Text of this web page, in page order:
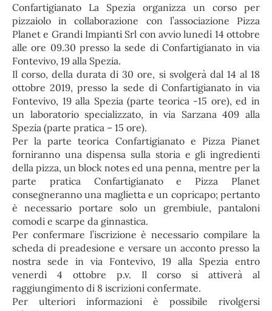
Confartigianato La Spezia organizza un corso per
pizzaiolo in collaborazione con l’associazione Pizza
Planet e Grandi Impianti Srl con avvio lunedì 14 ottobre
alle ore 09.30 presso la sede di Confartigianato in via
Fontevivo, 19 alla Spezia.
Il corso, della durata di 30 ore, si svolgerà dal 14 al 18
ottobre 2019, presso la sede di Confartigianato in via
Fontevivo, 19 alla Spezia (parte teorica -15 ore), ed in
un laboratorio specializzato, in via Sarzana 409 alla
Spezia (parte pratica – 15 ore).
Per la parte teorica Confartigianato e Pizza Pianet
forniranno una dispensa sulla storia e gli ingredienti
della pizza, un block notes ed una penna, mentre per la
parte pratica Confartigianato e Pizza Planet
consegneranno una maglietta e un copricapo; pertanto
è necessario portare solo un grembiule, pantaloni
comodi e scarpe da ginnastica.
Per confermare l’iscrizione è necessario compilare la
scheda di preadesione e versare un acconto presso la
nostra sede in via Fontevivo, 19 alla Spezia entro
venerdì 4 ottobre p.v. Il corso si attiverà al
raggiungimento di 8 iscrizioni confermate.
Per ulteriori informazioni è possibile rivolgersi